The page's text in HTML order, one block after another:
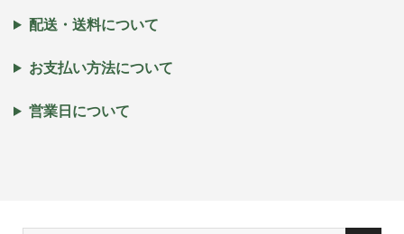
配送・送料について
お支払い方法について
営業日について